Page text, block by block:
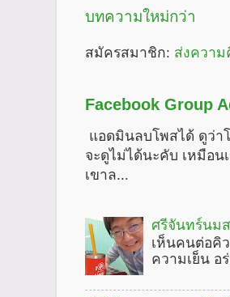
บทความใหม่กว่า
สมัครสมาชิก: ส่งความ
Facebook Group
แอดมินลบโพสได้ ดูว่
จะดูไม่ได้นะคับ เหมือ
เขาล...
ศรีจันทร์นม
เห็นคนต่อคิ
ความเย็น อ